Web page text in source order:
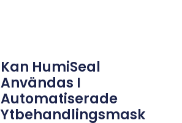
Kan HumiSeal
Användas I
Automatiserade
Ytbehandlingsmaskiner?